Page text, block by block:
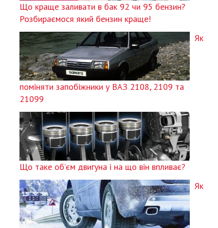
Що краще заливати в бак 92 чи 95 бензин?
Розбираємося який бензин краще!
Як
поміняти запобіжники у ВАЗ 2108, 2109 та
21099
Що таке об’єм двигуна і на що він впливає?
Як